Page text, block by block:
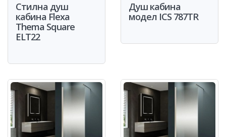
Стилна душ
кабина Flexa
Thema Square
ELT22
Душ кабина
модел ICS 787TR